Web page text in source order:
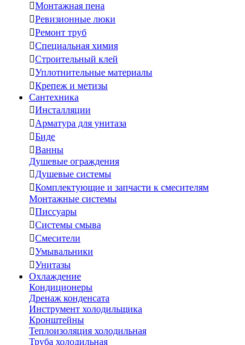
Монтажная пена
Ревизионные люки
Ремонт труб
Специальная химия
Строительный клей
Уплотнительные материалы
Крепеж и метизы
Сантехника
Инсталляции
Арматура для унитаза
Биде
Ванны
Душевые ограждения
Душевые системы
Комплектующие и запчасти к смесителям
Монтажные системы
Писсуары
Системы смыва
Смесители
Умывальники
Унитазы
Охлаждение
Кондиционеры
Дренаж конденсата
Инструмент холодильщика
Кронштейны
Теплоизоляция холодильная
Труба холодильная